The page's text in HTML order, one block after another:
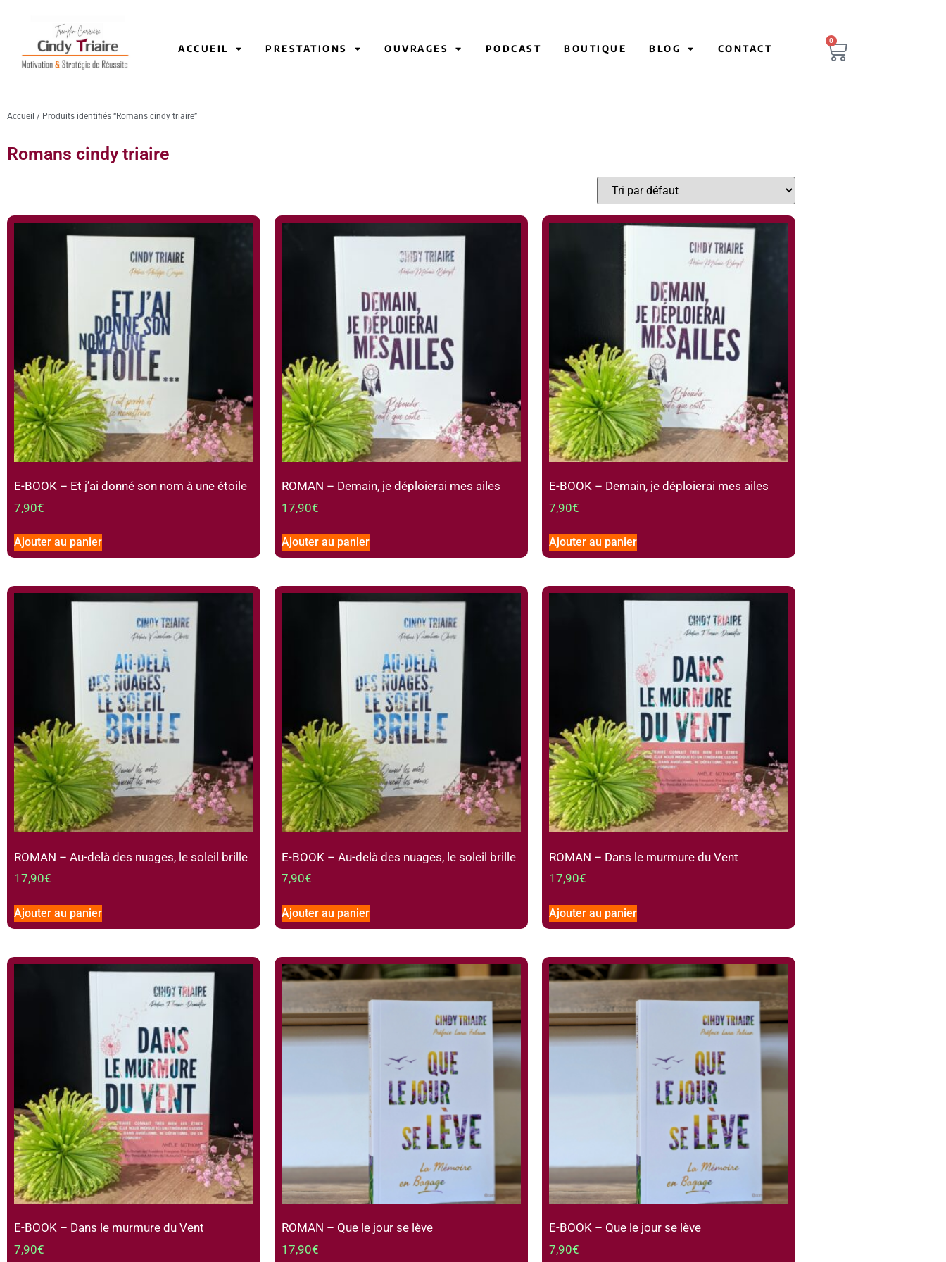
ACCUEIL PRESTATIONS OUVRAGES PODCAST BOUTIQUE BLOG CONTACT
0
Accueil / Produits identifiés “Romans cindy triaire”
Romans cindy triaire
E-BOOK – Et j’ai donné son nom à une étoile
7,90€
Ajouter au panier
ROMAN – Demain, je déploierai mes ailes
17,90€
Ajouter au panier
E-BOOK – Demain, je déploierai mes ailes
7,90€
Ajouter au panier
ROMAN – Au-delà des nuages, le soleil brille
17,90€
Ajouter au panier
E-BOOK – Au-delà des nuages, le soleil brille
7,90€
Ajouter au panier
ROMAN – Dans le murmure du Vent
17,90€
Ajouter au panier
E-BOOK – Dans le murmure du Vent
7,90€
ROMAN – Que le jour se lève
17,90€
E-BOOK – Que le jour se lève
7,90€